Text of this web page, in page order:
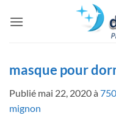
masque pour
Publié mai 22, 2020à
mignon